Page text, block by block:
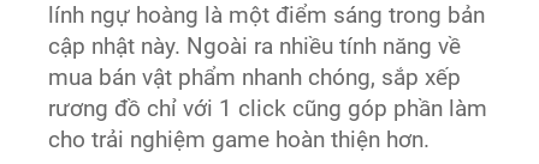
lính ngự hoàng là một điểm sáng trong bản
cập nhật này. Ngoài ra nhiều tính năng về
mua bán vật phẩm nhanh chóng, sắp xếp
rương đồ chỉ với 1 click cũng góp phần làm
cho trải nghiệm game hoàn thiện hơn.